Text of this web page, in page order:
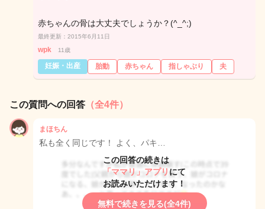
赤ちゃんの骨は大丈夫でしょうか？(^_^;)
最終更新：2015年6月11日
wpk 11歳
妊娠・出産 胎動 赤ちゃん 指しゃぶり 夫
この質問への回答 （全4件）
まほちん
私も全く同じです！ よく、パキ…
この回答の続きは
「ママリ」アプリ にて
お読みいただけます！
無料で続きを見る(全4件)